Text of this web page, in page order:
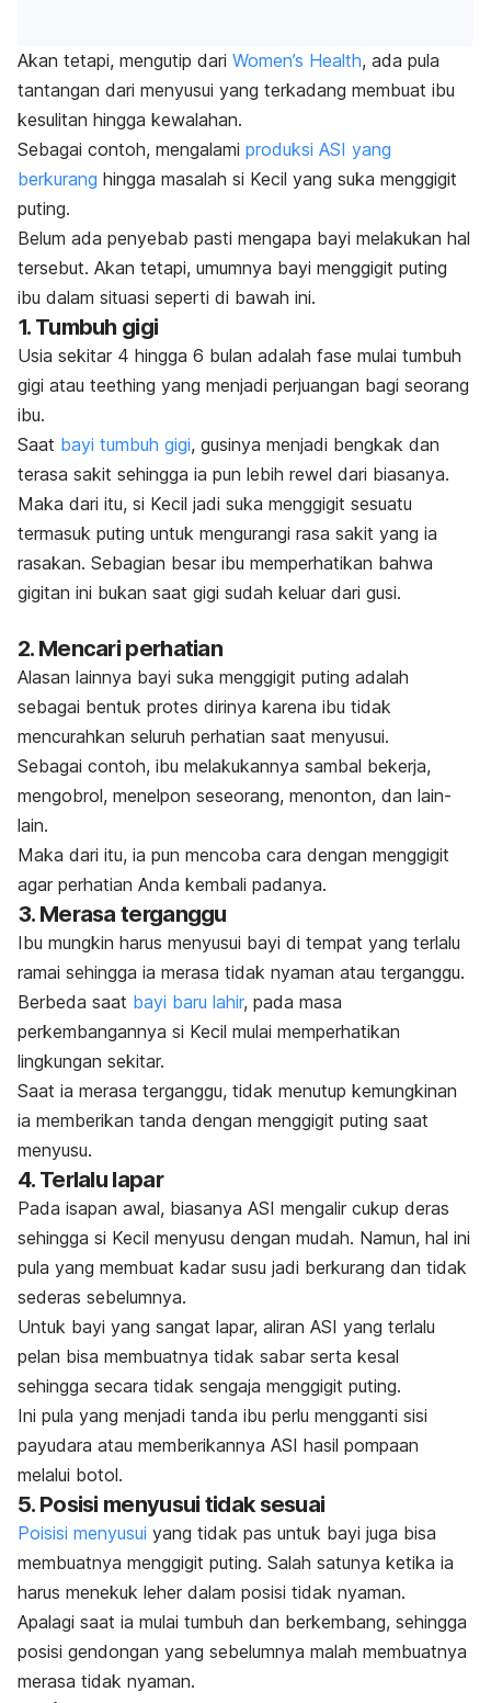
Akan tetapi, mengutip dari Women’s Health, ada pula
tantangan dari menyusui yang terkadang membuat ibu
kesulitan hingga kewalahan.
Sebagai contoh, mengalami produksi ASI yang
berkurang hingga masalah si Kecil yang suka menggigit
puting.
Belum ada penyebab pasti mengapa bayi melakukan hal
tersebut. Akan tetapi, umumnya bayi menggigit puting
ibu dalam situasi seperti di bawah ini.
1. Tumbuh gigi
Usia sekitar 4 hingga 6 bulan adalah fase mulai tumbuh
gigi atau teething yang menjadi perjuangan bagi seorang
ibu.
Saat bayi tumbuh gigi, gusinya menjadi bengkak dan
terasa sakit sehingga ia pun lebih rewel dari biasanya.
Maka dari itu, si Kecil jadi suka menggigit sesuatu
termasuk puting untuk mengurangi rasa sakit yang ia
rasakan. Sebagian besar ibu memperhatikan bahwa
gigitan ini bukan saat gigi sudah keluar dari gusi.
2. Mencari perhatian
Alasan lainnya bayi suka menggigit puting adalah
sebagai bentuk protes dirinya karena ibu tidak
mencurahkan seluruh perhatian saat menyusui.
Sebagai contoh, ibu melakukannya sambal bekerja,
mengobrol, menelpon seseorang, menonton, dan lain-
lain.
Maka dari itu, ia pun mencoba cara dengan menggigit
agar perhatian Anda kembali padanya.
3. Merasa terganggu
Ibu mungkin harus menyusui bayi di tempat yang terlalu
ramai sehingga ia merasa tidak nyaman atau terganggu.
Berbeda saat bayi baru lahir, pada masa
perkembangannya si Kecil mulai memperhatikan
lingkungan sekitar.
Saat ia merasa terganggu, tidak menutup kemungkinan
ia memberikan tanda dengan menggigit puting saat
menyusu.
4. Terlalu lapar
Pada isapan awal, biasanya ASI mengalir cukup deras
sehingga si Kecil menyusu dengan mudah. Namun, hal ini
pula yang membuat kadar susu jadi berkurang dan tidak
sederas sebelumnya.
Untuk bayi yang sangat lapar, aliran ASI yang terlalu
pelan bisa membuatnya tidak sabar serta kesal
sehingga secara tidak sengaja menggigit puting.
Ini pula yang menjadi tanda ibu perlu mengganti sisi
payudara atau memberikannya ASI hasil pompaan
melalui botol.
5. Posisi menyusui tidak sesuai
Poisisi menyusui yang tidak pas untuk bayi juga bisa
membuatnya menggigit puting. Salah satunya ketika ia
harus menekuk leher dalam posisi tidak nyaman.
Apalagi saat ia mulai tumbuh dan berkembang, sehingga
posisi gendongan yang sebelumnya malah membuatnya
merasa tidak nyaman.